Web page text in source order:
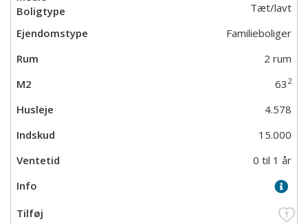
Tæt/lavt
Familieboliger
2 rum
63 2
4.578
15.000
0 til 1 år